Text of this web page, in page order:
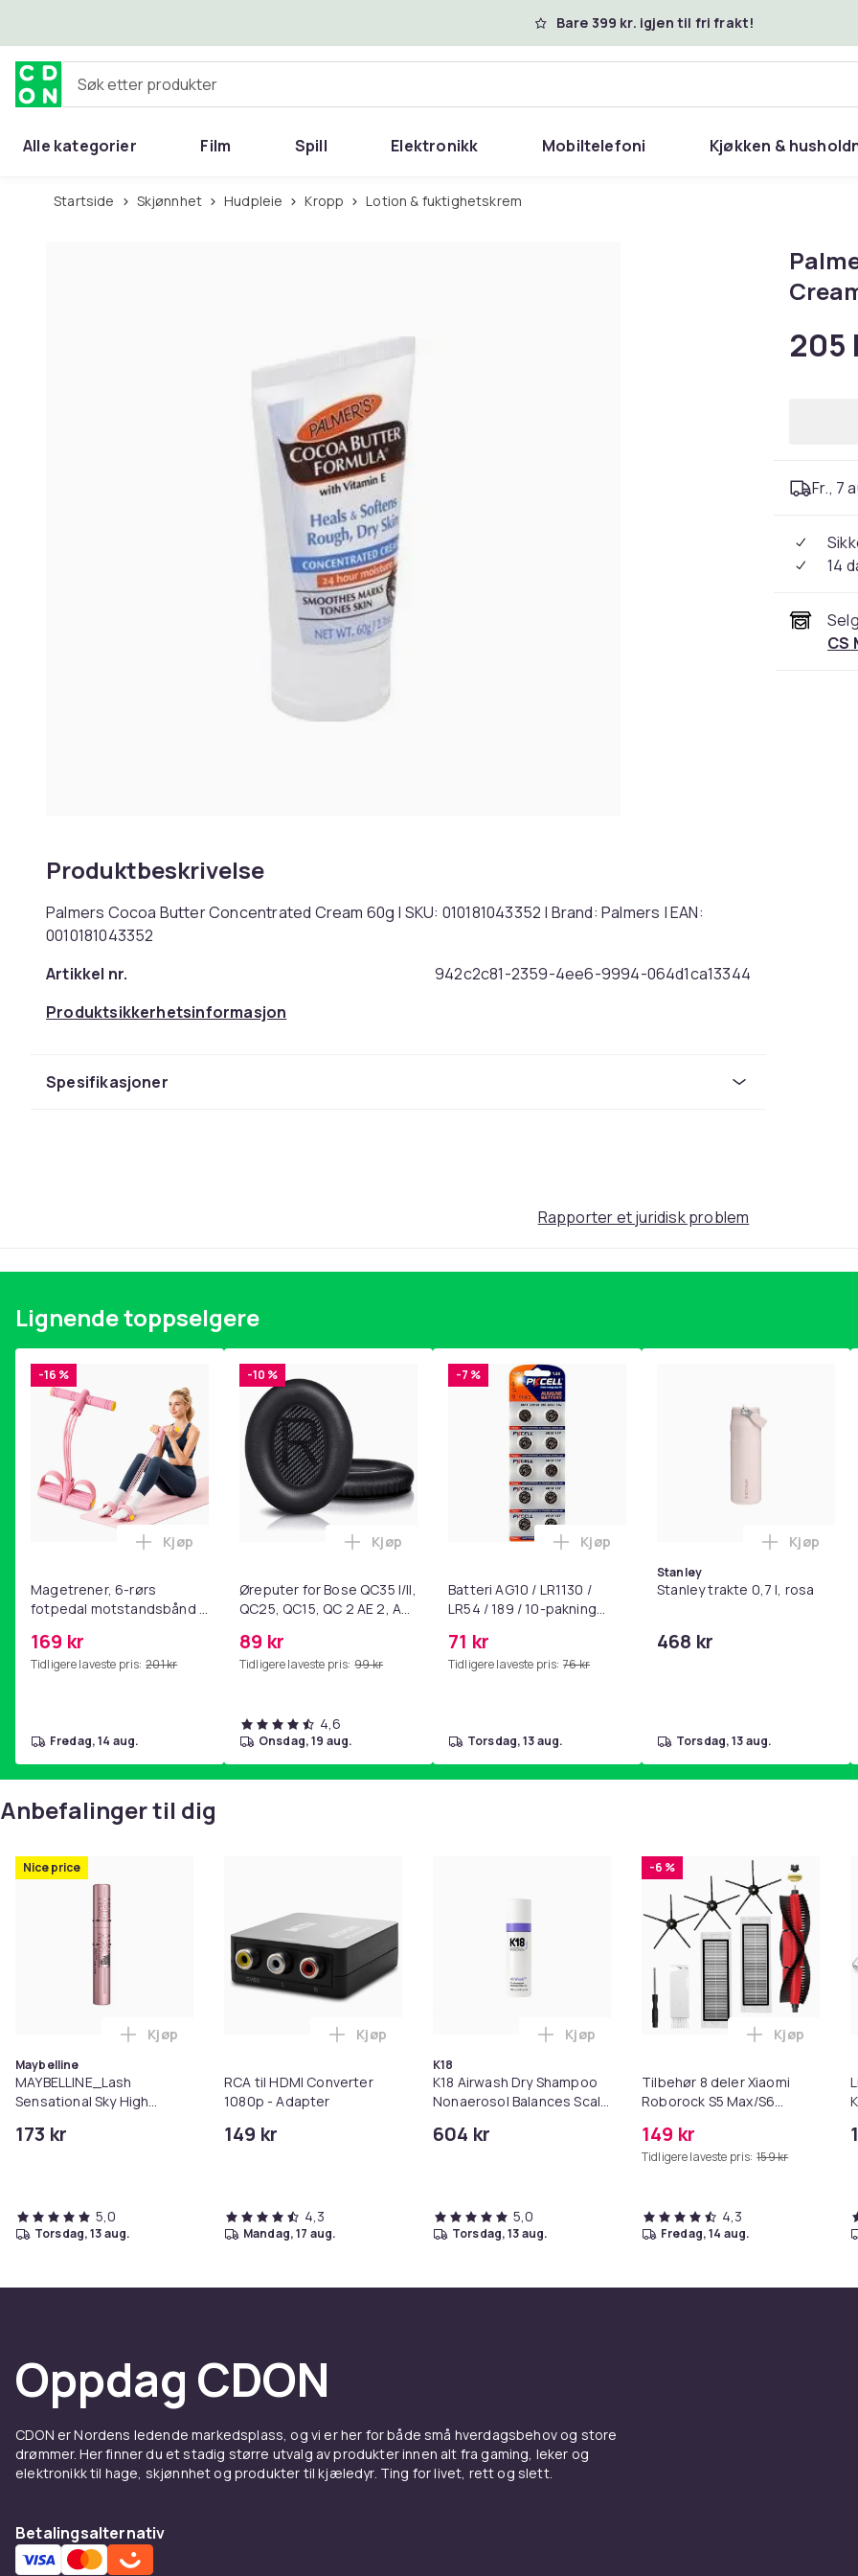
Bare 399 kr. igjen til fri frakt!
Søk etter produkter
Alle kategorier Film Spill Elektronikk Mobiltelefoni Kjøkken &
Startside Skjønnhet Hudpleie Kropp Lotion & fuktighetskrem
Produktbeskrivelse
Palmers Cocoa Butter Concentrated Cream 60g | SKU: 010181043352 | Brand: Palmers | EAN:
0010181043352
Artikkel nr.
942c2c81-2359-4ee6-9994-064d1ca13344
Produktsikkerhetsinformasjon
Spesifikasjoner
205
Fr., 7
14
CS
Rapporter et juridisk problem
Lignende toppselgere
-16 %
Magetrener, 6-rørs
fotpedal motstandsbånd -
yoga og
hjemmegymnastikk Pink
169 kr
Tidligere laveste pris: 201 kr
Legg Magetrener, 6-rørs fotpedal motstandsbånd - mage- og kjernetrening, yoga og
Kjøp
fredag, 14 aug.
-10 %
Øreputer for Bose QC35 I/II,
QC25, QC15, QC 2 AE 2, AE
SoundLink Black
89 kr
Tidligere laveste pris: 99 kr
Legg Øreputer for Bose QC35 I/II, QC25, QC15, QC 2 AE 2, AE 2i, AE 2w,
Kjøp
4,6
onsdag, 19 aug.
-7 %
Batteri AG10 / LR1130 /
LR54 / 189 / 10-pakning
71 kr
Tidligere laveste pris: 76 kr
Legg Batteri AG10 / LR1130 / LR54 / 189
Kjøp
torsdag, 13 aug.
Stanley
Stanley trakte 0,7 l, rosa
468 kr
Legg
Kjøp
torsdag, 13 aug.
Anbefalinger til dig
Nice price
Maybelline
MAYBELLINE_Lash
Sensational Sky High
Mascara Black 7.2ml
173 kr
Legg MAYBELLINE_Lash Sensational Sky High Mascara Lengthening Mascara Black 7.2ml i handlekurven
Kjøp
5,0
torsdag, 13 aug.
RCA til HDMI Converter
1080p - Adapter
149 kr
Legg RCA til HDMI Converter 1080p - Adapter i handlekurven
Kjøp
4,3
mandag, 17 aug.
K18
K18 Airwash Dry Shampoo
Nonaerosol Balances Scalp
604 kr
Legg K18 Airwash Dry Shampoo
Kjøp
5,0
torsdag, 13 aug.
-6 %
Tilbehør 8 deler Xiaomi
Roborock S5 Max/S6
MAXV/S50/S51/S55/S5/S60/S65/
149 kr
Tidligere laveste pris: 159 kr
Legg
Kjøp
4,3
fredag, 14 aug.
Oppdag CDON
CDON er Nordens ledende markedsplass, og vi er her for både små hverdagsbehov og store
drømmer. Her finner du et stadig større utvalg av produkter innen alt fra gaming, leker og
elektronikk til hage, skjønnhet og produkter til kjæledyr. Ting for livet, rett og slett.
Betalingsalternativ